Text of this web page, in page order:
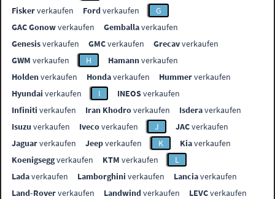
Fiskerverkaufen Fordverkaufen
G
GAC Gonowverkaufen Gemballaverkaufen
Genesisverkaufen GMCverkaufen Grecavverkaufen
GWM verkaufen H Hamannverkaufen
Holdenverkaufen Hondaverkaufen Hummerverkaufen
Hyundai verkaufen I INEOSverkaufen
Infiniti verkaufen Iran Khodroverkaufen Isderaverkaufen
Isuzu verkaufen Ivecoverkaufen J JACverkaufen
Jaguarverkaufen Jeepverkaufen K Kiaverkaufen
Koenigseggverkaufen KTM verkaufen
L
Ladaverkaufen Lamborghini verkaufen Lanciaverkaufen
Land-Roververkaufen Landwindverkaufen LEVCverkaufen